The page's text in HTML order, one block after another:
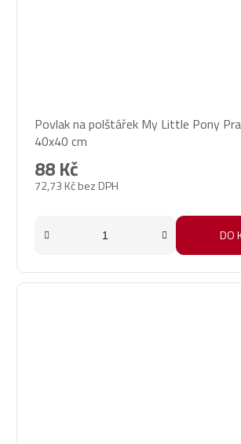
Povlak na polštářek My Little Pony
40x40 cm
72,73 Kč bez DPH
88 Kč
DO